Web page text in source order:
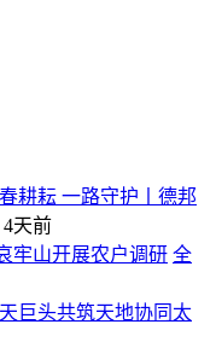
耕耘 一路守护丨德邦
4天前
牢山开展农户调研 全
巨头共筑天地协同太